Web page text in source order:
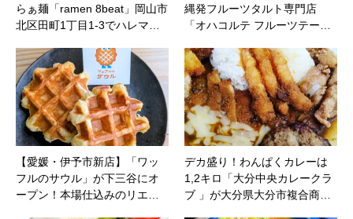
らぁ麺「ramen 8beat」岡山市
北区田町1丁目1-3でハレマ…
縄発フルーツタルト専門店
「オハコルテ フルーツテー…
【愛媛・伊予市新店】「ワッ
フルのサウル」が下三谷にオ
ープン！本場仕込みのリエ…
デカ盛り！わんぱくカレーは
1,2キロ「大分中央カレークラ
ブ 」が大分県大分市複合商…